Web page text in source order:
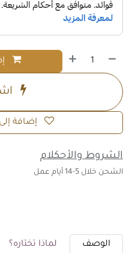
إضافة
الشروط والأحكلام
الشحن خلال 5-14 أيام عمل
الوصف لماذا تختاره؟